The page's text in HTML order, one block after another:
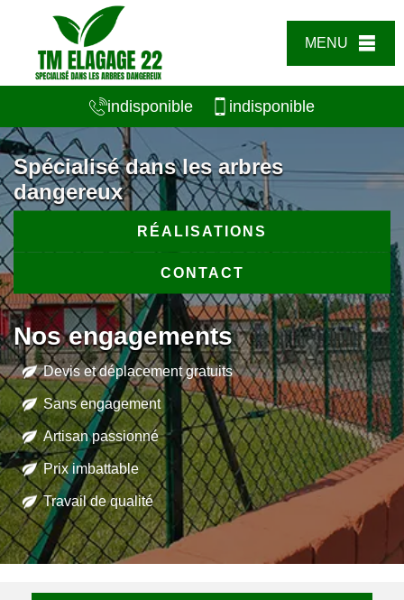
MENU
indisponible indisponible
Spécialisé dans les arbres
dangereux
RÉALISATIONS
CONTACT
Nos engagements
Devis et déplacement gratuits
Sans engagement
Artisan passionné
Prix imbattable
Travail de qualité